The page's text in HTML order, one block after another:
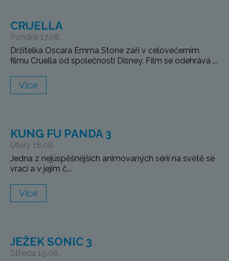
CRUELLA
Pondělí 17.08.
Držitelka Oscara Emma Stone září v celovečerním
filmu Cruella od společnosti Disney. Film se odehrává ...
Více
KUNG FU PANDA 3
Úterý 18.08.
Jedna z nejúspěšnějších animovaných sérií na světě se
vrací a v jejím č...
Více
JEŽEK SONIC 3
Středa 19.08.